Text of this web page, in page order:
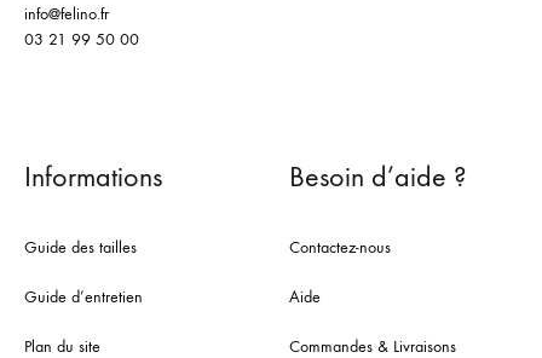
info@felino.fr
03 21 99 50 00
Informations
Guide des tailles
Guide d’entretien
Plan du site
Besoin d’aide ?
Contactez-nous
Aide
Commandes & Livraisons